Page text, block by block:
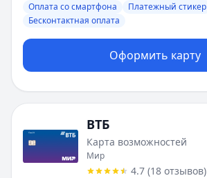
Оплата со смартфона
Платежный стикер
Бесконтактная оплата
Оформить карту
ВТБ
Карта возможностей
Мир
4.7 (18 отзывов)